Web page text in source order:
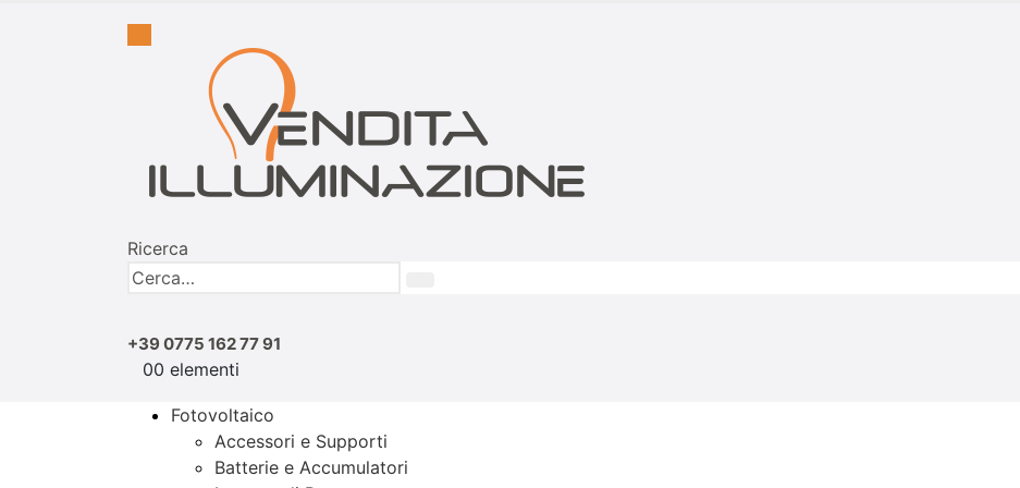
Ricerca
+39 0775 162 77 91
00 elementi
Fotovoltaico
Accessori e Supporti
Batterie e Accumulatori